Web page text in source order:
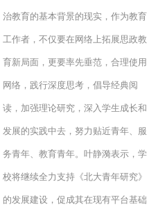
治教育的基本背景的现实，作为教育
工作者，不仅要在网络上拓展思政教
育新局面，更要率先垂范，合理使用
网络，践行深度思考，倡导经典阅
读，加强理论研究，深入学生成长和
发展的实践中去，努力贴近青年、服
务青年、教育青年。叶静漪表示，学
校将继续全力支持《北大青年研究》
的发展建设，促成其在现有平台基础